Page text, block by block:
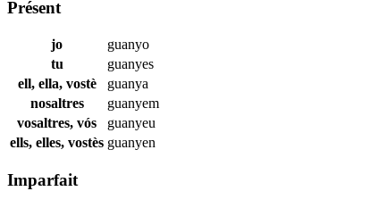
Présent
jo
guanyo
tu
guanyes
ell, ella, vostè
guanya
nosaltres
guanyem
vosaltres, vós
guanyeu
ells, elles, vostès guanyen
Imparfait